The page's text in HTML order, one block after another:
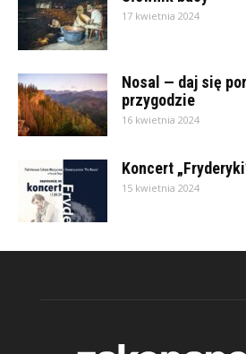
17 kwietnia 2024
Nosal — daj się
przygodzie
16 kwietnia 2024
Koncert
15 kwietnia 2024